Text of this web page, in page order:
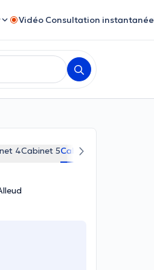
Vidéo Consultation instantanée
4Cabinet 5Cabinet 6